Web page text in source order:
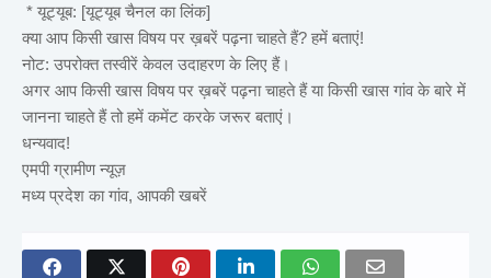
* यूट्यूब: [यूट्यूब चैनल का लिंक]
क्या आप किसी खास विषय पर ख़बरें पढ़ना चाहते हैं? हमें बताएं!
नोट: उपरोक्त तस्वीरें केवल उदाहरण के लिए हैं।
अगर आप किसी खास विषय पर ख़बरें पढ़ना चाहते हैं या किसी खास गांव के बारे में
जानना चाहते हैं तो हमें कमेंट करके जरूर बताएं।
धन्यवाद!
एमपी ग्रामीण न्यूज़
मध्य प्रदेश का गांव, आपकी खबरें